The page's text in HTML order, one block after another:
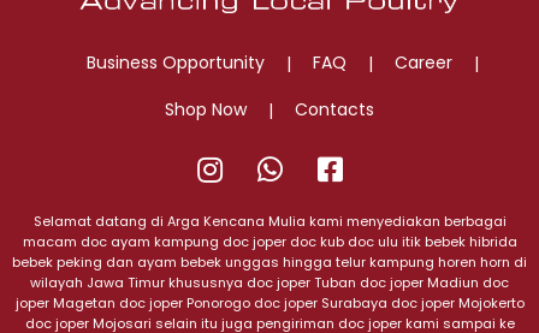
Business Opportunity FAQ
Career
Shop Now
Contacts
@jualjoper0823
3759
9000
Sumber
Rejeki
Farm
Selamat datang di Arga Kencana Mulia kami menyediakan berbagai
macam doc ayam kampung doc joper doc kub doc ulu itik bebek hibrida
bebek peking dan ayam bebek unggas hingga telur kampung horen horn di
wilayah Jawa Timur khususnya doc joper Tuban doc joper Madiun doc
joper Magetan doc joper Ponorogo doc joper Surabaya doc joper Mojokerto
doc joper Mojosari selain itu juga pengiriman doc joper kami sampai ke